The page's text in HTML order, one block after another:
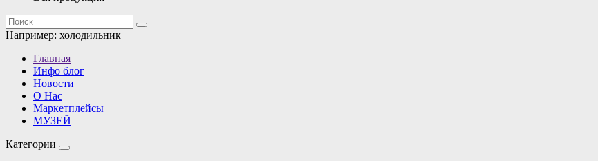
Например: холодильник
Главная
Инфо блог
Новости
О Нас
Маркетплейсы
МУЗЕЙ
Категории